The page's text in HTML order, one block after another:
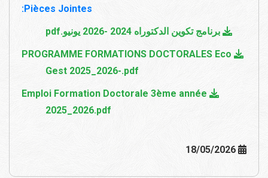
Pièces Jointes:
برنامج تكوين الدكتوراه 2024 -2026 يونيو.pdf
PROGRAMME FORMATIONS DOCTORALES Eco
Gest 2025_2026-.pdf
Emploi Formation Doctorale 3ème année
2025_2026.pdf